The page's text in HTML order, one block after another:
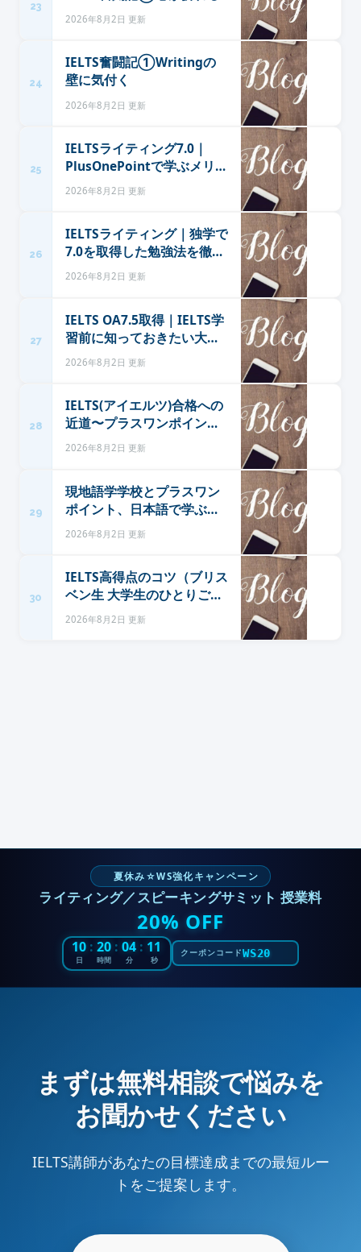
23
2026年8月2日 更新
24
IELTS奮闘記①Writingの
壁に気付く
2026年8月2日 更新
25
IELTSライティング7.0｜
PlusOnePointで学ぶメリッ
トと体験談
2026年8月2日 更新
26
IELTSライティング｜独学で
7.0を取得した勉強法を徹底
解説
2026年8月2日 更新
27
IELTS OA7.5取得｜IELTS学
習前に知っておきたい大切
なこと6つ【メンタル面】
2026年8月2日 更新
28
IELTS(アイエルツ)合格への
近道〜プラスワンポイン
ト〜（オーストラリア留学
センター）
2026年8月2日 更新
29
現地語学学校とプラスワン
ポイント、日本語で学ぶ
IELTSの比較へ（ブリスベン
生活 大学生のひとりご
2026年8月2日 更新
30
IELTS高得点のコツ（ブリス
ベン生 大学生のひとりご
と。）
2026年8月2日 更新
夏休み☆WS強化キャンペーン
ライティング／スピーキングサミット 授業料
20% OFF
10
日
: 20
時間
: 04
分
: 10
秒
クーポンコードWS20
まずは無料相談で悩みを
お聞かせください
IELTS講師があなたの目標達成までの最短ルー
トをご提案します。